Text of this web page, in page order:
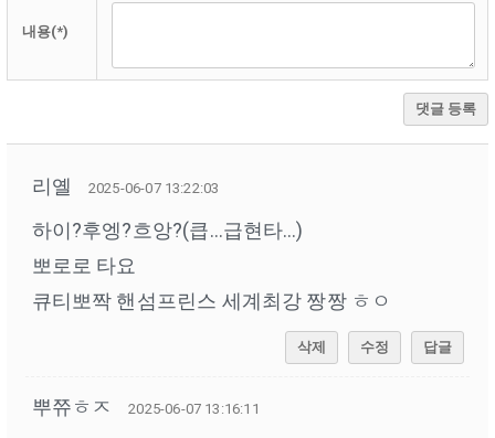
내용(*)
댓글 등록
리옐 2025-06-07 13:22:03
하이?후엥?흐앙?(큽…급현타…)
뽀로로 타요
큐티뽀짝 핸섬프린스 세계최강 짱짱 ㅎㅇ
삭제 수정 답글
뿌쮸ㅎㅈ 2025-06-07 13:16:11